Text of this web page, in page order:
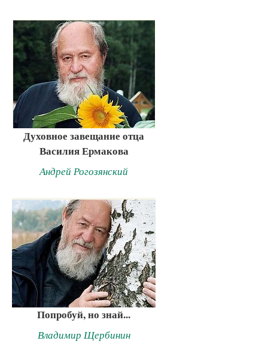
Духовное завещание отца
Василия Ермакова
Андрей Рогозянский
Попробуй, но знай...
Владимир Щербинин